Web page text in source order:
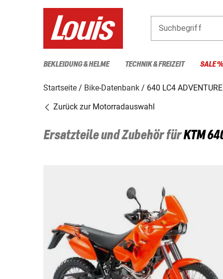
Suchbegriff
BEKLEIDUNG & HELME TECHNIK & FREIZEIT SALE %
Startseite Bike-Datenbank
640 LC4 ADVENTURE
Zurück zur Motorradauswahl
Ersatzteile und Zubehör fürKTM